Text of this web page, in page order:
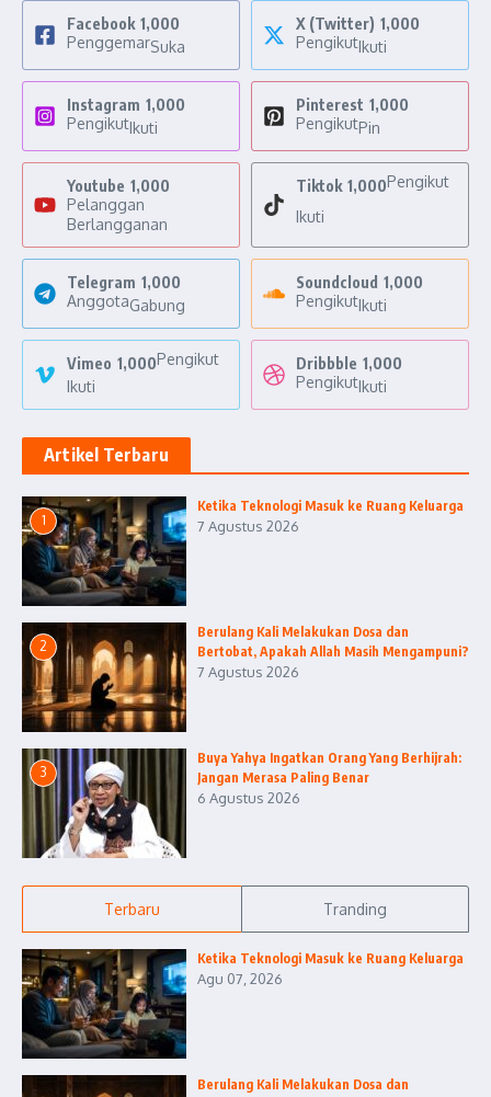
Facebook 1,000
PenggemarSuka
X (Twitter) 1,000
PengikutIkuti
Instagram 1,000
PengikutIkuti
Pinterest 1,000
PengikutPin
Youtube 1,000
Pelanggan
Berlangganan
Tiktok 1,000Pengikut
Ikuti
Telegram 1,000
AnggotaGabung
Soundcloud 1,000
PengikutIkuti
Vimeo 1,000Pengikut
Ikuti
Dribbble 1,000
PengikutIkuti
Artikel Terbaru
1
Ketika Teknologi Masuk ke Ruang Keluarga
7 Agustus 2026
2
Berulang Kali Melakukan Dosa dan
Bertobat, Apakah Allah Masih Mengampuni?
7 Agustus 2026
3
Buya Yahya Ingatkan Orang Yang Berhijrah:
Jangan Merasa Paling Benar
6 Agustus 2026
Terbaru Tranding
Ketika Teknologi Masuk ke Ruang Keluarga
Agu 07, 2026
Berulang Kali Melakukan Dosa dan